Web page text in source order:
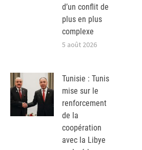
d’un conflit de
plus en plus
complexe
5 août 2026
Tunisie : Tunis
mise sur le
renforcement
de la
coopération
avec la Libye